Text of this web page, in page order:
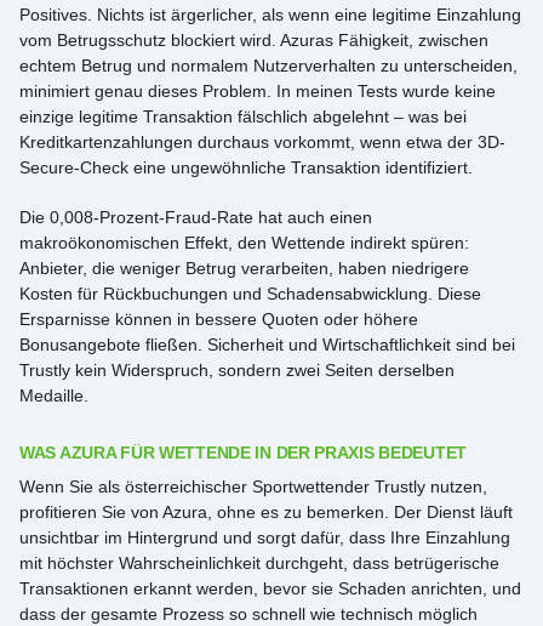
Positives. Nichts ist ärgerlicher, als wenn eine legitime Einzahlung
vom Betrugsschutz blockiert wird. Azuras Fähigkeit, zwischen
echtem Betrug und normalem Nutzerverhalten zu unterscheiden,
minimiert genau dieses Problem. In meinen Tests wurde keine
einzige legitime Transaktion fälschlich abgelehnt – was bei
Kreditkartenzahlungen durchaus vorkommt, wenn etwa der 3D-
Secure-Check eine ungewöhnliche Transaktion identifiziert.
Die 0,008-Prozent-Fraud-Rate hat auch einen
makroökonomischen Effekt, den Wettende indirekt spüren:
Anbieter, die weniger Betrug verarbeiten, haben niedrigere
Kosten für Rückbuchungen und Schadensabwicklung. Diese
Ersparnisse können in bessere Quoten oder höhere
Bonusangebote fließen. Sicherheit und Wirtschaftlichkeit sind bei
Trustly kein Widerspruch, sondern zwei Seiten derselben
Medaille.
WAS AZURA FÜR WETTENDE IN DER PRAXIS BEDEUTET
Wenn Sie als österreichischer Sportwettender Trustly nutzen,
profitieren Sie von Azura, ohne es zu bemerken. Der Dienst läuft
unsichtbar im Hintergrund und sorgt dafür, dass Ihre Einzahlung
mit höchster Wahrscheinlichkeit durchgeht, dass betrügerische
Transaktionen erkannt werden, bevor sie Schaden anrichten, und
dass der gesamte Prozess so schnell wie technisch möglich